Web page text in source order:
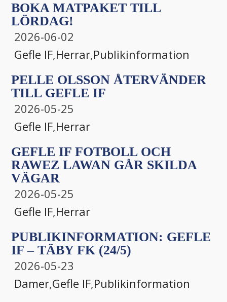
BOKA MATPAKET TILL
LÖRDAG!
2026-06-02
Gefle IF,Herrar,Publikinformation
PELLE OLSSON ÅTERVÄNDER
TILL GEFLE IF
2026-05-25
Gefle IF,Herrar
GEFLE IF FOTBOLL OCH
RAWEZ LAWAN GÅR SKILDA
VÄGAR
2026-05-25
Gefle IF,Herrar
PUBLIKINFORMATION: GEFLE
IF – TÄBY FK (24/5)
2026-05-23
Damer,Gefle IF,Publikinformation